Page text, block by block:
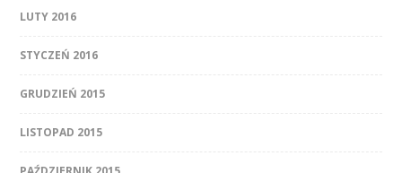
LUTY 2016
STYCZEŃ 2016
GRUDZIEŃ 2015
LISTOPAD 2015